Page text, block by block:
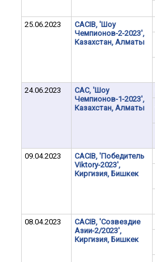
25.06.2023
CACIB, 'Шоу
Чемпионов-2-2023',
Казахстан, Алматы
24.06.2023
САС, 'Шоу
Чемпионов-1-2023',
Казахстан, Алматы
09.04.2023
CACIB, 'Победитель
Viktory-2023',
Киргизия, Бишкек
08.04.2023
CACIB, 'Созвездие
Азии-2/2023',
Киргизия, Бишкек